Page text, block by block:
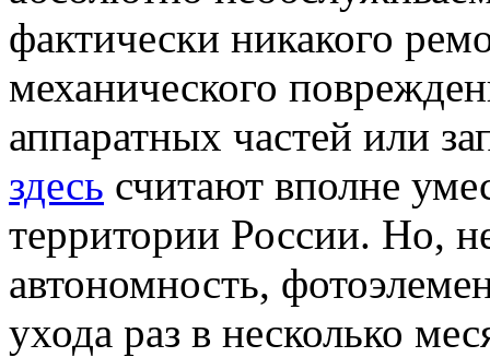
фактически никакого
механического
аппаратных частей или
здесь считают вполне
территории России. Но,
автономность,
ухода раз в несколько